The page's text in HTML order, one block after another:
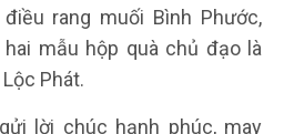
rang muối Bình Phước,
mẫu hộp quà chủ đạo là
Phát.
lời chúc hạnh phúc, may